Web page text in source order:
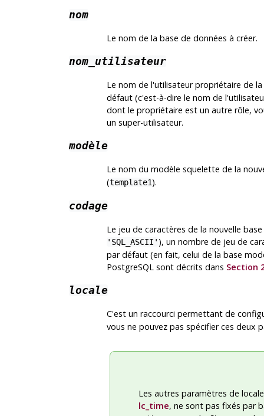
nom
Le nom de la base de données à créer.
nom_utilisateur
Le nom de l'utilisateur propriétaire de
défaut (c'est-à-dire le nom de
dont le propriétaire est un autre rôle,
un super-utilisateur.
modèle
Le nom du modèle squelette de la
(template1).
codage
Le jeu de caractères de la nouvelle
'SQL_ASCII' ), un nombre de jeu de
par défaut (en fait, celui de la base
PostgreSQLsont décrits dans Section
locale
C'est un raccourci permettant de
vous ne pouvez pas spécifier ces deux
Les autres paramètres de
lc_time, ne sont pas fixés par